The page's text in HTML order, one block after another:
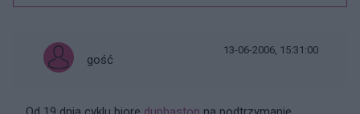
gość
13-06-2006, 15:31:00